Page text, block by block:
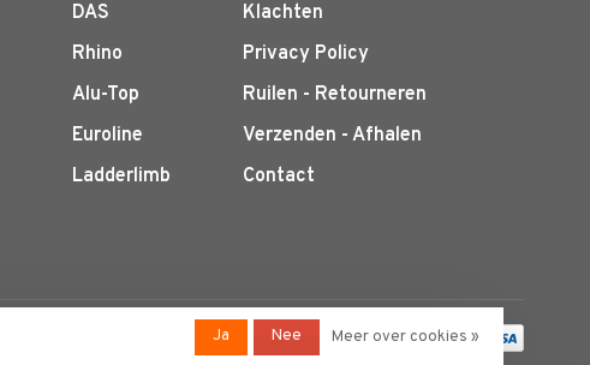
DAS
Rhino
Alu-Top
Euroline
Ladderlimb
Klachten
Privacy Policy
Ruilen - Retourneren
Verzenden - Afhalen
Contact
Ja Nee Meer over cookies »